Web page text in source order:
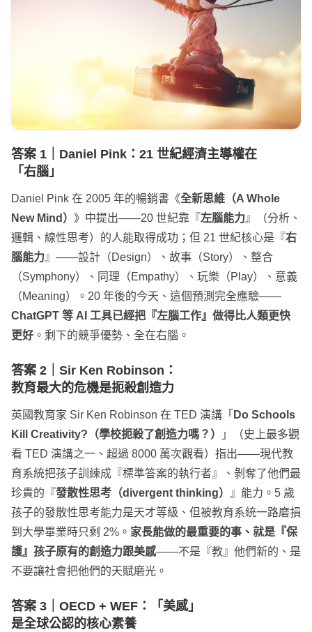
答案 1｜ Daniel Pink ：21 世紀經濟主導權在
「右腦」
Daniel Pink 在 2005 年的暢銷書《全新思維（A Whole
New Mind） 》中提出——20 世紀靠『左腦能力』（分析、
邏輯、線性思考）的人能取得成功；但 21 世紀核心是『右
腦能力』——設計（Design）、故事（Story）、整合
（Symphony）、同理（Empathy）、玩樂（Play）、意義
（Meaning）。20 年後的今天、這個預測完全應驗——
ChatGPT 等 AI 工具已經把『左腦工作』做得比人類更快
更好 。剩下的競爭優勢、全在右腦。
答案 2｜ Sir Ken Robinson ：
教育最大的危機是扼殺創造力
英國教育家 Sir Ken Robinson 在 TED 演講「 Do Schools
Kill Creativity?（學校扼殺了創造力嗎？）
」（史上最多觀
看 TED 演講之一、超過 8000 萬次觀看）指出——現代教
育系統把孩子訓練成『標準答案的執行者』、剝奪了他們最
珍貴的『發散性思考（divergent thinking）
』能力。5 歲
孩子的發散性思考能力是天才等級、但被教育系統一路磨損
到大學畢業時只剩 2%。 家長能做的最重要的事、就是『保
護』孩子原有的創造力跟美感——不是『教』他們新的、是
不要讓社會把他們的天賦磨光。
答案 3｜ OECD + WEF ：「美感」
是全球公認的核心素養